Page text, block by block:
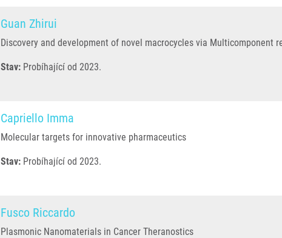
Guan Zhirui
Discovery and development of novel macrocycles via Multicomponent
Stav: Probíhající od 2023.
Capriello Imma
Molecular targets for innovative pharmaceutics
Stav: Probíhající od 2023.
Fusco Riccardo
Plasmonic Nanomaterials in Cancer Theranostics